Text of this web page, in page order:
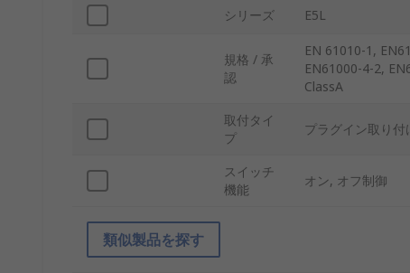
シリーズ E5L
規格 / 承
認
EN 61010-1,
EN61000-4-2,
ClassA
取付タイ
プ
プラグイン取り付
スイッチ
機能
オン, オフ制御
類似製品を探す